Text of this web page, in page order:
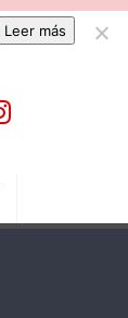
Leer más